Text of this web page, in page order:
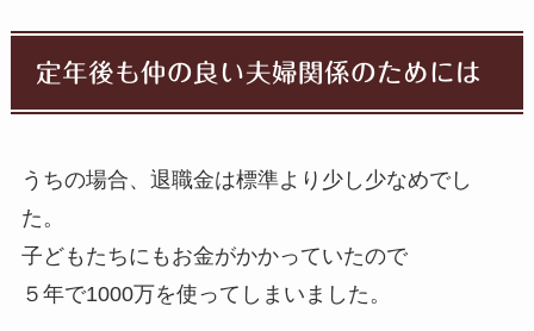
定年後も仲の良い夫婦関係のためには
うちの場合、退職金は標準より少し少なめでし
た。
子どもたちにもお金がかかっていたので
５年で1000万を使ってしまいました。